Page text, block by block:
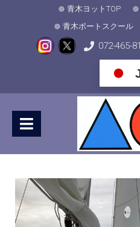
青木ヨットTOP
青木ボートスクール
072-465-